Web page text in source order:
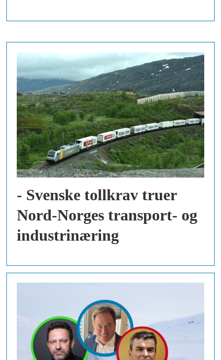
- Svenske tollkrav truer
Nord-Norges transport- og
industrinæring